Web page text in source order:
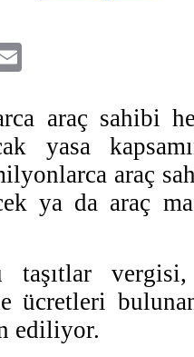
araç sahibi
yasa
araç
ya da araç
taşıtlar
ücretleri
ediliyor.